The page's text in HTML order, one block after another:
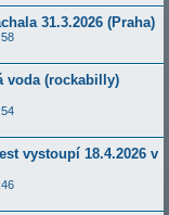
31.3.2026 (Praha)
voda (rockabilly)
vystoupí 18.4.2026 v